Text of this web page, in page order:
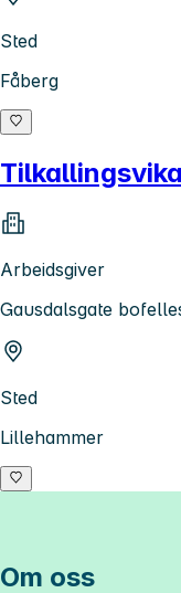
Sted
Fåberg
Arbeidsgiver
Gausdalsgate
Sted
Lillehammer
Om oss